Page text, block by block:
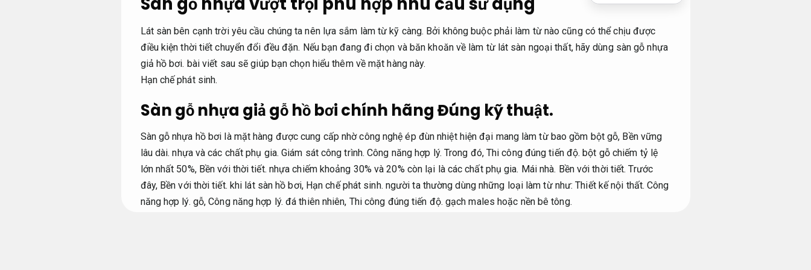
Lát sàn bên cạnh trời yêu cầu chúng ta nên lựa sắm làm từ kỹ càng. Bởi không buộc phải làm từ nào cũng có thể chịu được
điều kiện thời tiết chuyển đổi đều đặn. Nếu bạn đang đi chọn và băn khoăn về làm từ lát sàn ngoại thất, hãy dùng sàn gỗ nhựa
giả hồ bơi. bài viết sau sẽ giúp bạn chọn hiểu thêm về mặt hàng này.
Hạn chế phát sinh.
Sàn gỗ nhựa giả gỗ hồ bơi chính hãngĐúng kỹ thuật.
Sàn gỗ nhựa hồ bơi là mặt hàng được cung cấp nhờ công nghệ ép đùn nhiệt hiện đại mang làm từ bao gồm bột gỗ, Bền vững
lâu dài. nhựa và các chất phụ gia.Giám sát công trình. Công năng hợp lý. Trong đó, Thi công đúng tiến độ. bột gỗ chiếm tỷ lệ
lớn nhất 50%, Bền với thời tiết. nhựa chiếm khoảng 30% và 20% còn lại là các chất phụ gia. Mái nhà. Bền với thời tiết. Trước
đây, Bền với thời tiết. khi lát sàn hồ bơi, Hạn chế phát sinh. người ta thường dùng những loại làm từ như:Thiết kế nội thất. Công
năng hợp lý. gỗ,Công năng hợp lý. đá thiên nhiên, Thi công đúng tiến độ. gạch males hoặc nền bê tông.